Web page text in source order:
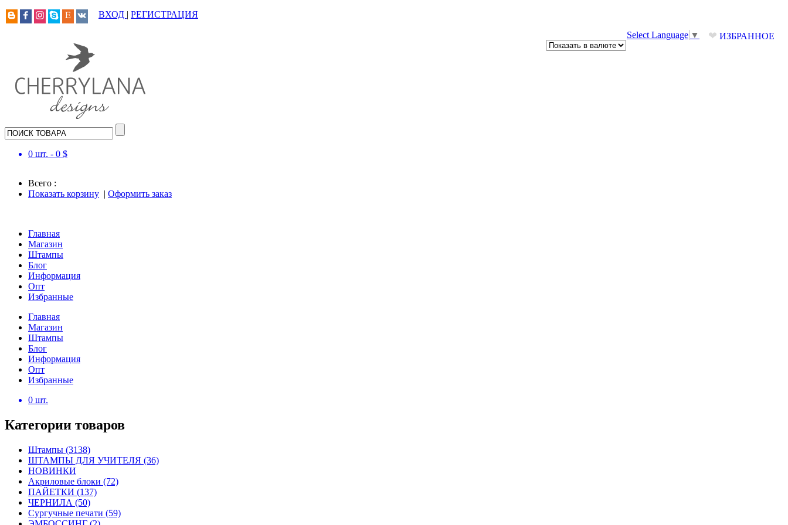
ВХОД | РЕГИСТРАЦИЯ
❤ ИЗБРАННОЕ
Select Language ▼
0 шт. - 0 $
Всего :
Показать корзину | Оформить заказ
Главная
Магазин
Штампы
Блог
Информация
Опт
Избранные
Главная
Магазин
Штампы
Блог
Информация
Опт
Избранные
0 шт.
Категории товаров
Штампы (3138)
ШТАМПЫ ДЛЯ УЧИТЕЛЯ (36)
НОВИНКИ
Акриловые блоки (72)
ПАЙЕТКИ (137)
ЧЕРНИЛА (50)
Сургучные печати (59)